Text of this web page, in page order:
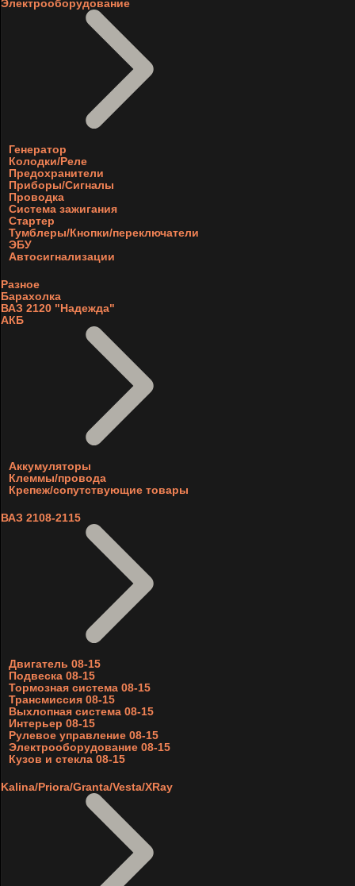
Электрооборудование
Генератор
Колодки/Реле
Предохранители
Приборы/Сигналы
Проводка
Система зажигания
Стартер
Тумблеры/Кнопки/переключатели
ЭБУ
Автосигнализации
Разное
Барахолка
ВАЗ 2120 "Надежда"
АКБ
Аккумуляторы
Клеммы/провода
Крепеж/сопутствующие товары
ВАЗ 2108-2115
Двигатель 08-15
Подвеска 08-15
Тормозная система 08-15
Трансмиссия 08-15
Выхлопная система 08-15
Интерьер 08-15
Рулевое управление 08-15
Электрооборудование 08-15
Кузов и стекла 08-15
Kalina/Priora/Granta/Vesta/XRay